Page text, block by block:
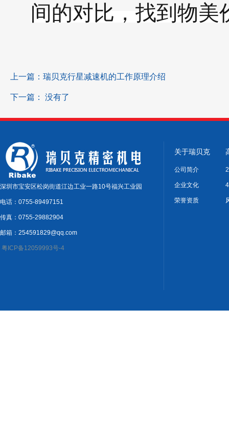
间的对比，找到物美
上一篇： 瑞贝克行星减速机的工作原理介绍
下一篇： 没有了
深圳市宝安区松岗街道江边工业一路10号福兴工业园
电话：0755-89497151
传真：0755-29882904
邮箱：254591829@qq.com
粤ICP备12059993号-4
关于瑞贝克
公司简介
企业文化
荣誉资质